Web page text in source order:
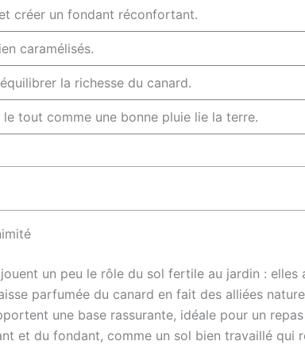
créer un fondant réconfortant.
caramélisés.
la richesse du canard.
tout comme une bonne pluie lie la terre.
un peu le rôle du sol fertile au jardin : elles
parfumée du canard en fait des alliées
une base rassurante, idéale pour un
et du fondant, comme un sol bien travaillé qui